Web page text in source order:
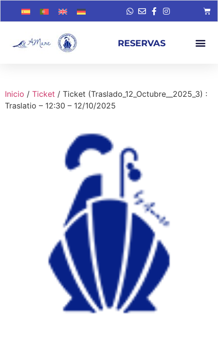
RESERVAS
Inicio / Ticket / Ticket (Traslado_12_Octubre__2025_3) :
Traslatio – 12:30 – 12/10/2025